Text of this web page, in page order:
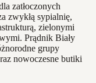
zatłoczonych
zwykłą sypialnię,
zielonymi
Prądnik Biały
grupy
nowoczesne butiki